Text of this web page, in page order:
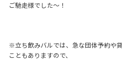
ご馳走様でした～！
※立ち飲みバルでは、急な団体予約や
こともありますので、